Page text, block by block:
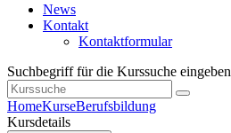
News
Kontakt
Kontaktformular
Suchbegriff für die Kurssuche eingeben
HomeKurseBerufsbildung
Kursdetails